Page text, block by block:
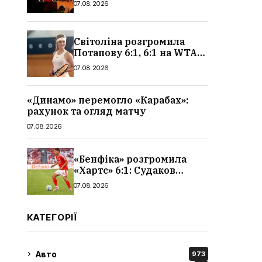
07.08.2026
Світоліна розгромила
Потапову 6:1, 6:1 на WTA
1000 у Торонто
07.08.2026
«Динамо» перемогло «Карабах»:
рахунок та огляд матчу
07.08.2026
«Бенфіка» розгромила
«Хартс» 6:1: Судаков
відзначився асистом,
07.08.2026
КАТЕГОРІЇ
Авто 973